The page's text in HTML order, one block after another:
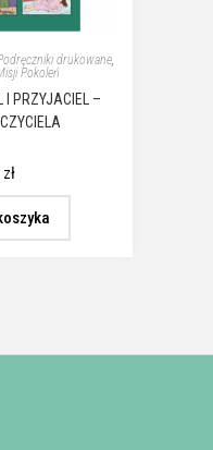
drukowane,
Pokoleń
I PRZYJACIEL –
zł